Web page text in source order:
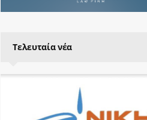
Τελευταία νέα